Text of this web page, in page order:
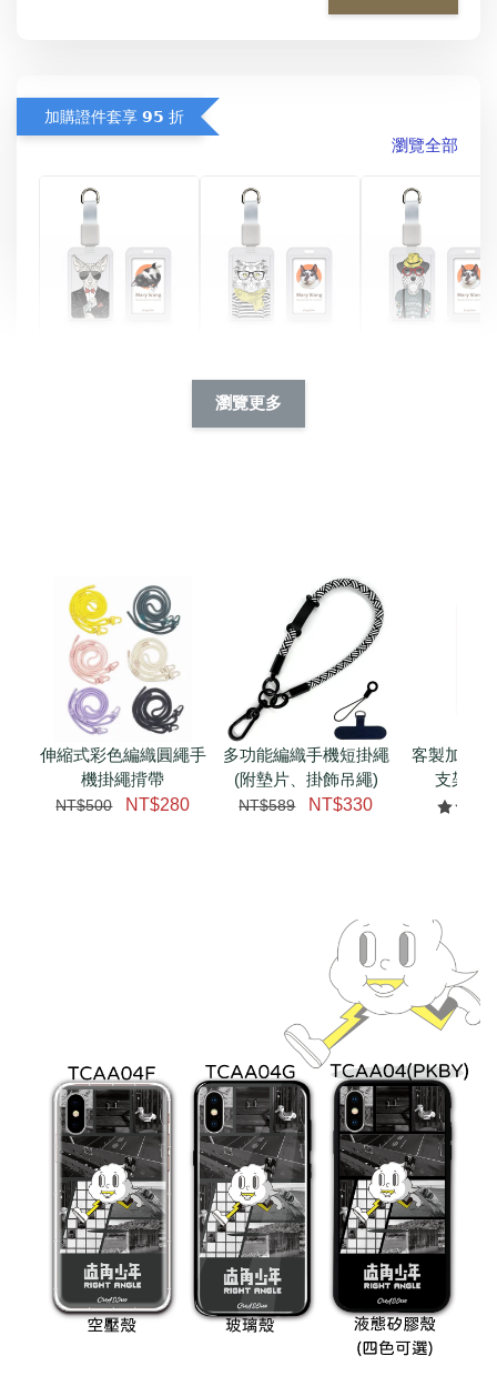
加購證件套享 𝟵𝟱 折
瀏覽全部
件套(附伸縮卡扣)
CSAA05
加入購物車
瀏覽更多
瀏覽更多
伸縮式彩色編織圓繩手
機掛繩揹帶
NT$500 NT$280
多功能編織手機短掛繩
(附墊片、掛飾吊繩)
NT$589 NT$330
客製加購
支架 腕